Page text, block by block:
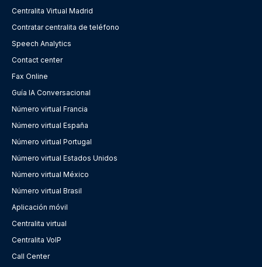
Centralita Virtual Madrid
Contratar centralita de teléfono
Speech Analytics
Contact center
Fax Online
Guía IA Conversacional
Número virtual Francia
Número virtual España
Número virtual Portugal
Número virtual Estados Unidos
Número virtual México
Número virtual Brasil
Aplicación móvil
Centralita virtual
Centralita VoIP
Call Center